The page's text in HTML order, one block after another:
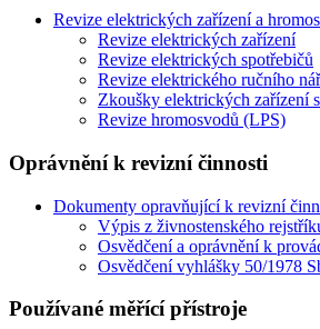
Revize elektrických zařízení a
Revize elektrických zařízení
Revize elektrických spotřebičů
Revize elektrického ručního
Zkoušky elektrických zařízení
Revize hromosvodů (LPS)
Oprávnění k revizní činnosti
Dokumenty opravňující k revizní
Výpis z živnostenského
Osvědčení a oprávnění k
Osvědčení vyhlášky 50/1978
Používané měřící přístroje